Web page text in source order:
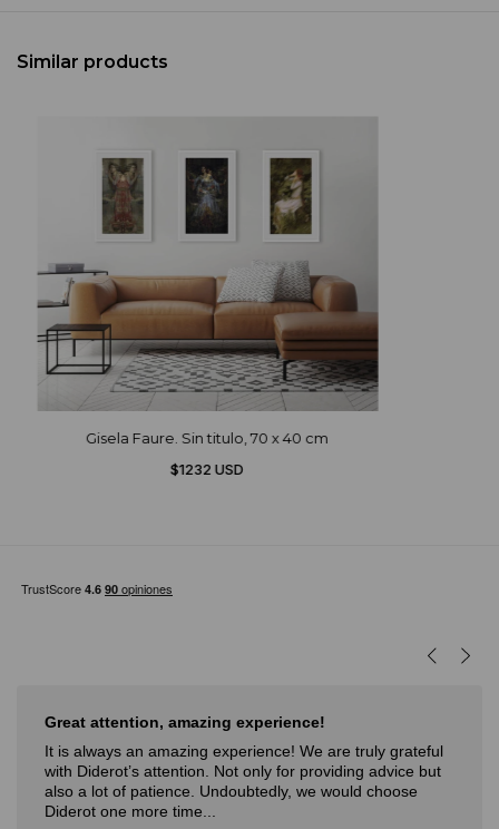
Similar products
Gisela Faure. Sin titulo, 70 x 40 cm
$1232 USD
Muy buena experiencia
Muy buena experiencia. Diderot es una excelente y
novedosa forma de poder ver, aprender, comprar arte y
con la posibilidad de probarlo. Me fue muy bien!
Deli,September 12, 2024